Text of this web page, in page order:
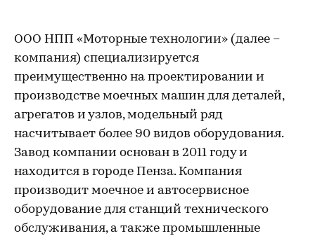
ООО НПП «Моторные технологии» (далее –
компания) специализируется
преимущественно на проектировании и
производстве моечных машин для деталей,
агрегатов и узлов, модельный ряд
насчитывает более 90 видов оборудования.
Завод компании основан в 2011 году и
находится в городе Пенза. Компания
производит моечное и автосервисное
оборудование для станций технического
обслуживания, а также промышленные